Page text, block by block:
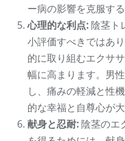
ー病の影響を克服す
心理的な利点:陰茎ト
小評価すべきではあ
的に取り組むエクサ
幅に高まります。男
し、痛みの軽減と性
的な幸福と自尊心が
献身と忍耐:陰茎のエ